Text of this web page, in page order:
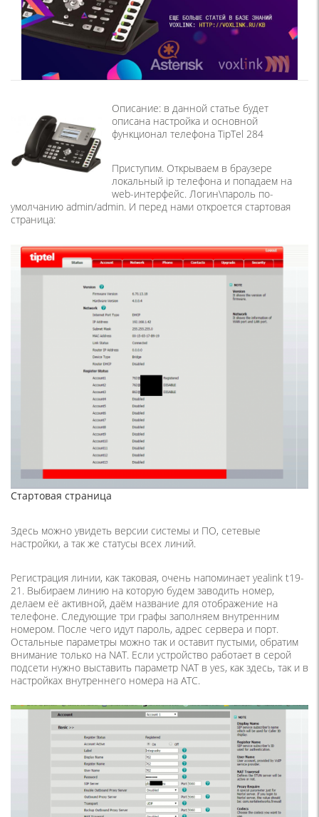
Описание: в данной статье будет
описана настройка и основной
функционал телефона TipTel 284
Приступим. Открываем в браузере
локальный ip телефона и попадаем на
web-интерфейс. Логин\пароль по-
умолчанию admin/admin. И перед нами откроется стартовая
страница:
Стартовая страница
Здесь можно увидеть версии системы и ПО, сетевые
настройки, а так же статусы всех линий.
Регистрация линии, как таковая, очень напоминает yealink t19-
21. Выбираем линию на которую будем заводить номер,
делаем её активной, даём название для отображение на
телефоне. Следующие три графы заполняем внутренним
номером. После чего идут пароль, адрес сервера и порт.
Остальные параметры можно так и оставит пустыми, обратим
внимание только на NAT. Если устройство работает в серой
подсети нужно выставить параметр NAT в yes, как здесь, так и в
настройках внутреннего номера на АТС.